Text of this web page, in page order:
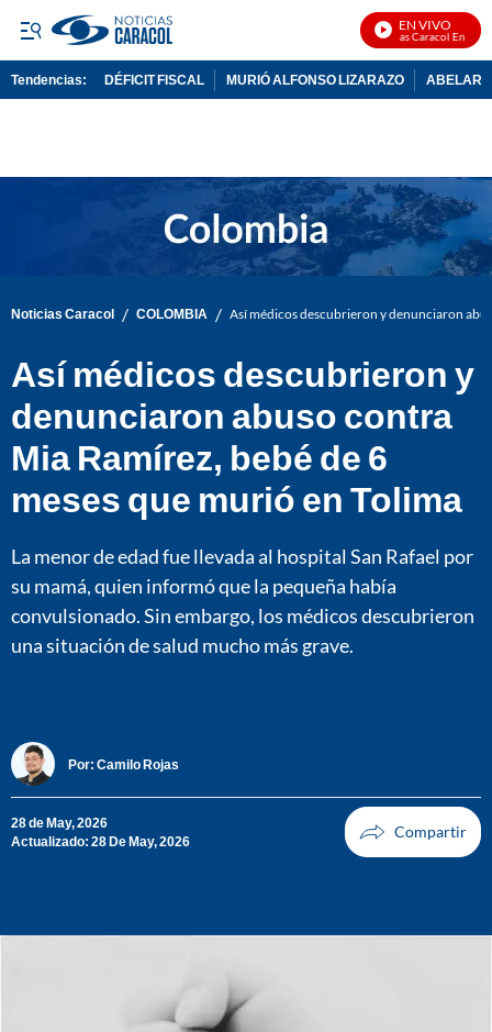
EN VIVO
Noticias Caracol En Vivo
Tendencias: DÉFICIT FISCAL MURIÓ ALFONSO LIZARAZO
Noticias Caracol / COLOMBIA / Así médicos descubrieron y denunciaron
Así médicos descubrieron y
denunciaron abuso contra
Mia Ramírez, bebé de 6
meses que murió en Tolima
La menor de edad fue llevada al hospital San Rafael por
su mamá, quien informó que la pequeña había
convulsionado. Sin embargo, los médicos descubrieron
una situación de salud mucho más grave.
Por: Camilo Rojas
28 de May, 2026
Actualizado: 28 De May, 2026